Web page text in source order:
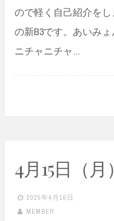
ので軽く自己紹介を
の新B3です。あいみ
ニチャニチャ…
4月15日（
2025年4月16日
MEMBER